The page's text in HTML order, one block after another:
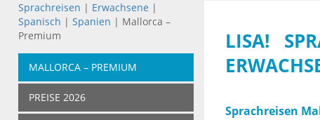
Sprachreisen | Erwachsene |
Spanisch | Spanien | Mallorca –
Premium
MALLORCA – PREMIUM
PREISE 2026
LISA!
Sprachreisen